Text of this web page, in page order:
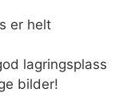
er helt
lagringsplass
bilder!